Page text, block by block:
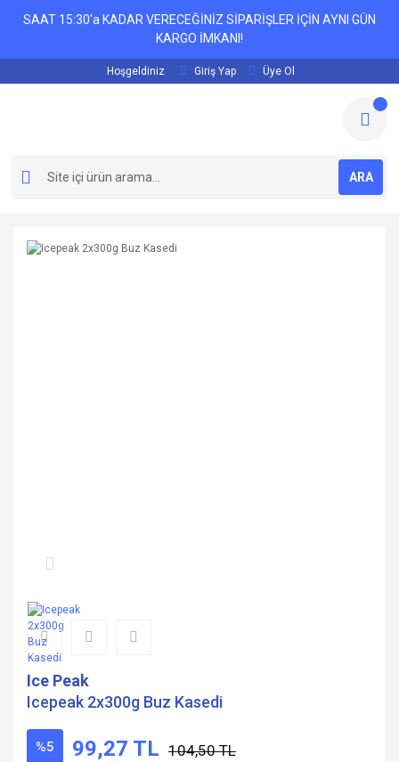
SAAT 15:30'a KADAR VERECEĞİNİZ SİPARİŞLER İÇİN AYNI GÜN
KARGO İMKANI!
Hoşgeldiniz Giriş Yap Üye Ol
ARA
Ice Peak
Icepeak 2x300g Buz Kasedi
%5 99,27 TL 104,50 TL